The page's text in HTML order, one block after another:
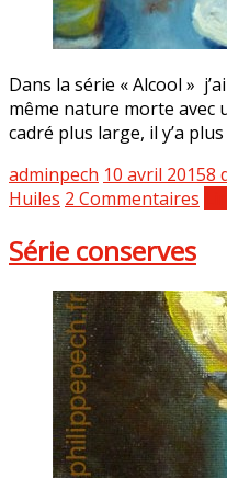
Dans la série « Alcool »
même nature morte avec
cadré plus large, il y’a
adminpech 10 avril 20158
Huiles 2 Commentaires
Série conserves